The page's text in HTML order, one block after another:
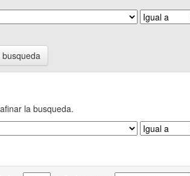
la busqueda.